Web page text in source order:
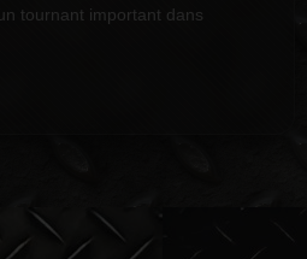
tournant important dans